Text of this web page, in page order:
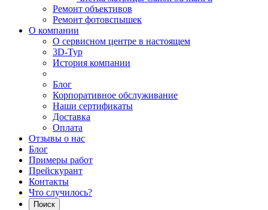
Ремонт объективов
Ремонт фотовспышек
О компании
О сервисном центре в настоящем
3D-Тур
История компании
Блог
Корпоративное обслуживание
Наши сертификаты
Доставка
Оплата
Отзывы о нас
Блог
Примеры работ
Прейскурант
Контакты
Что случилось?
Поиск